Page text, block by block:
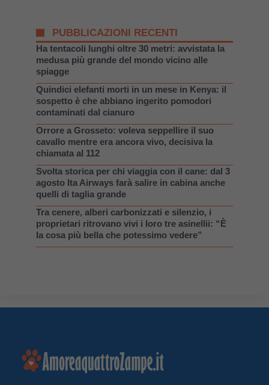
PUBBLICAZIONI RECENTI
Ha tentacoli lunghi oltre 30 metri: avvistata la
medusa più grande del mondo vicino alle
spiagge
Quindici elefanti morti in un mese in Kenya: il
sospetto è che abbiano ingerito pomodori
contaminati dal cianuro
Orrore a Grosseto: voleva seppellire il suo
cavallo mentre era ancora vivo, decisiva la
chiamata al 112
Svolta storica per chi viaggia con il cane: dal 3
agosto Ita Airways farà salire in cabina anche
quelli di taglia grande
Tra cenere, alberi carbonizzati e silenzio, i
proprietari ritrovano vivi i loro tre asinellii: “È
la cosa più bella che potessimo vedere”